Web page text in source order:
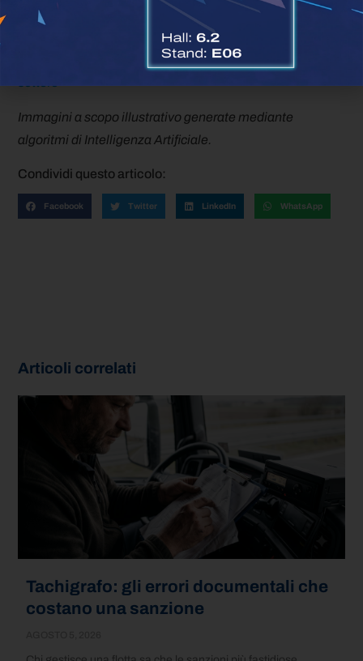
Fonte |
Resta sempre aggiornato sulle più recenti
Immagini a scopo illustrativo generate mediante
algoritmi di Intelligenza Artificiale.
Condividi questo articolo:
Facebook Twitter LinkedIn WhatsApp
Articoli correlati
Tachigrafo: gli errori documentali che
costano una sanzione